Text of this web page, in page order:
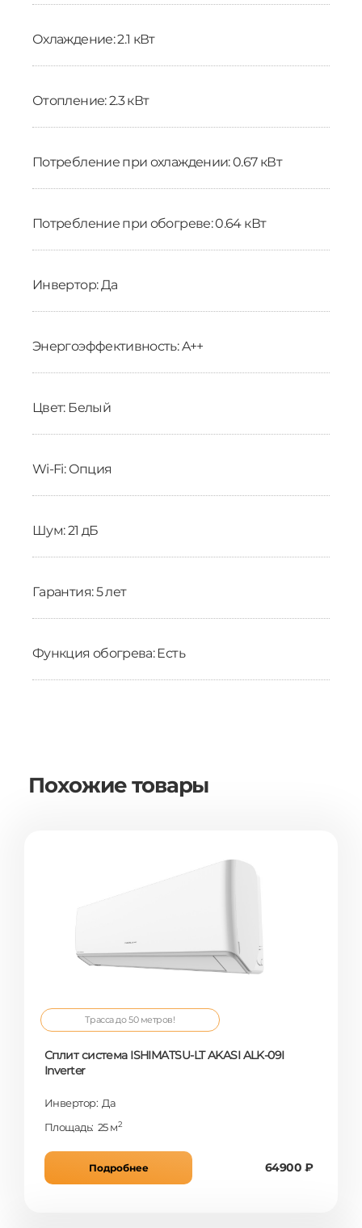
Охлаждение: 2.1 кВт
Отопление: 2.3 кВт
Потребление при охлаждении: 0.67 кВт
Потребление при обогреве: 0.64 кВт
Инвертор: Да
Энергоэффективность: A++
Цвет: Белый
Wi-Fi: Опция
Шум: 21 дБ
Гарантия: 5 лет
Функция обогрева: Есть
Похожие товары
Трасса до 50 метров!
Сплит система ISHIMATSU-LT AKASI ALK-09I
Inverter
Инвертор: Да
Площадь: 25 м2
Подробнее 64900 ₽